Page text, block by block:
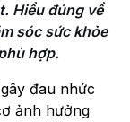
Hiểu đúng về
sóc sức khỏe
hợp.
đau nhức
ảnh hưởng